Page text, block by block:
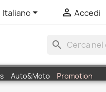
Italiano  Accedi
search
Auto&Moto Promotion